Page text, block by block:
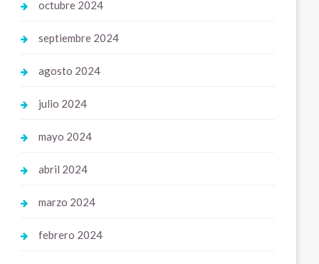
octubre 2024
septiembre 2024
agosto 2024
julio 2024
mayo 2024
abril 2024
marzo 2024
febrero 2024